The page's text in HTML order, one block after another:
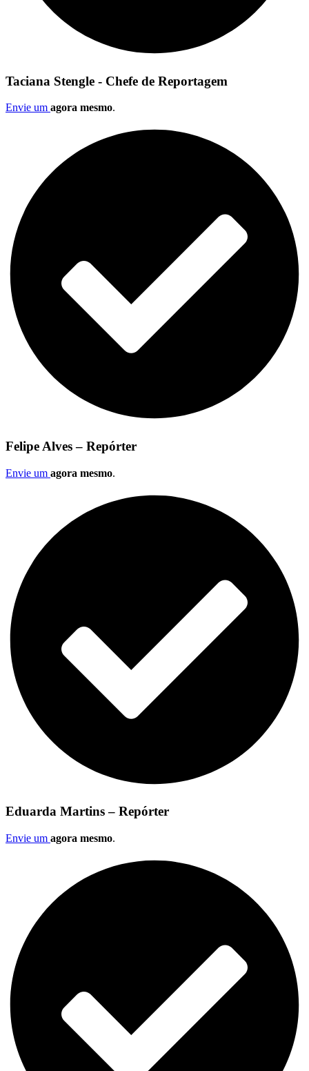
Taciana Stengle - Chefe de Reportagem
Envie um agora mesmo.
Felipe Alves – Repórter
Envie um agora mesmo.
Eduarda Martins – Repórter
Envie um agora mesmo.